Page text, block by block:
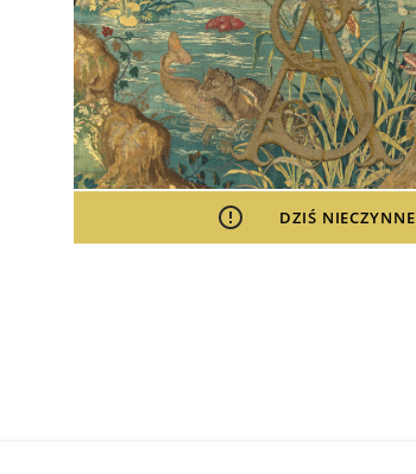
DZIŚ NIECZYNNE